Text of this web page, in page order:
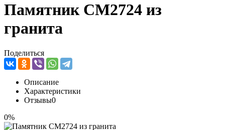
Памятник CM2724 из
гранита
Поделиться
Описание
Характеристики
Отзывы0
0%